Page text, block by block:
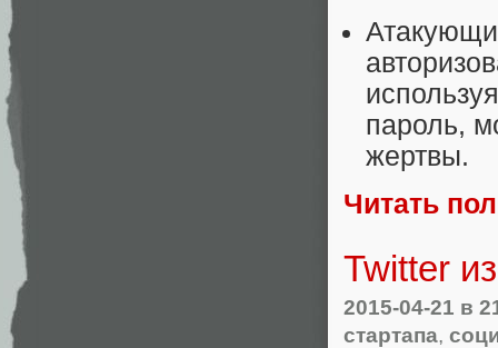
пароль,
жертвы.
Читать
Twitter
2015-04-21 в
стартапа,